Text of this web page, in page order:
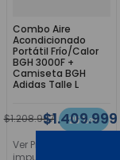
Combo Aire
Acondicionado
Portátil Frío/Calor
BGH 3000F +
Camiseta BGH
Adidas Talle L
25 %
$1.208.997
Ver Precio sin
impuestos
$1.409.999